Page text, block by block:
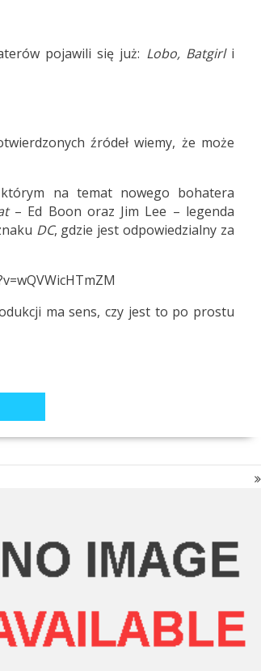
pojawili się już: Lobo, Batgirli
źródeł wiemy, że może
na temat nowego bohatera
– Ed Boon oraz Jim Lee – legenda
DC, gdzie jest odpowiedzialny za
ma sens, czy jest to po prostu